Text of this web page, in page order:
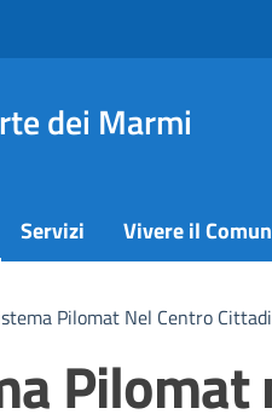
dei Marmi
Servizi Vivere il
Pilomat Nel Centro
Pilomat